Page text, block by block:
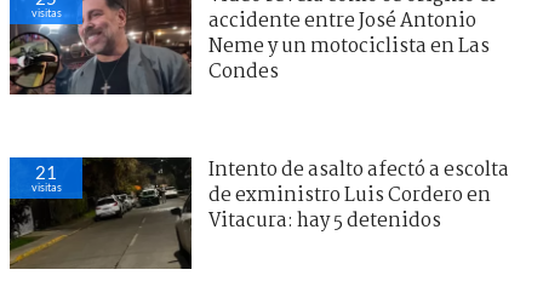
visitas
accidente entre José Antonio
Neme y un motociclista en Las
Condes
21
visitas
Intento de asalto afectó a escolta
de exministro Luis Cordero en
Vitacura: hay 5 detenidos